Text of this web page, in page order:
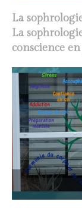
La
La
conscience